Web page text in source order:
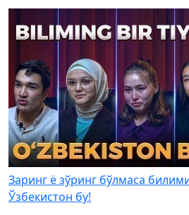
Заринг ё зўринг бўлмаса
Ўзбекистон бу!